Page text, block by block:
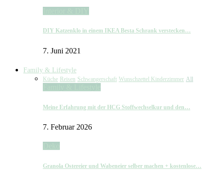
DIY Katzenklo in einem IKEA Besta Schrank verstecken…
7. Juni 2021
Family & Lifestyle
Küche Reisen Schwangerschaft Wunschzettel Kinderzimmer All
Meine Erfahrung mit der HCG Stoffwechselkur und den…
7. Februar 2026
Granola Ostereier und Wabeneier selber machen + kostenlose…